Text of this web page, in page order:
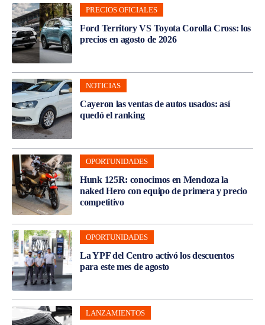
PRECIOS OFICIALES
Ford Territory VS Toyota Corolla Cross: los
precios en agosto de 2026
NOTICIAS
Cayeron las ventas de autos usados: así
quedó el ranking
OPORTUNIDADES
Hunk 125R: conocimos en Mendoza la
naked Hero con equipo de primera y precio
competitivo
OPORTUNIDADES
La YPF del Centro activó los descuentos
para este mes de agosto
LANZAMIENTOS